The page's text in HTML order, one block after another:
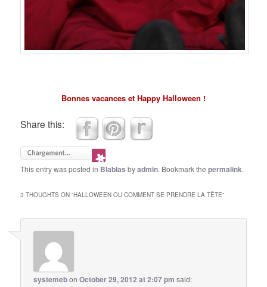
Bonnes vacances et Happy Halloween !
Share this:
This entry was posted in Blablas byadmin. Bookmark thepermalink.
3 THOUGHTS ON “HALLOWEEN OU COMMENT SE PRENDRE LA TÊTE”
systemebonOctober 29, 2012 at 2:07 pm said: